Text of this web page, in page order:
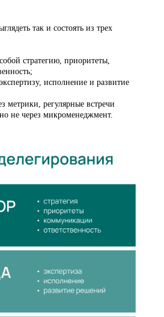
так и состоять из трех
стратегию, приоритеты,
исполнение и развитие
метрики, регулярные встречи
не через микроменеджмент.
➞
руководитель
Авито,
юридического
митапов